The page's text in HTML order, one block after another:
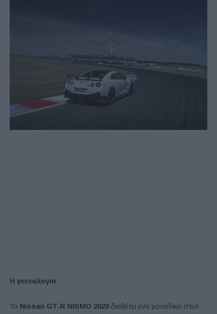
Η γενεαλογία
Το Nissan GT-R NISMO 2020 διαθέτει ένα μοναδικό στυλ